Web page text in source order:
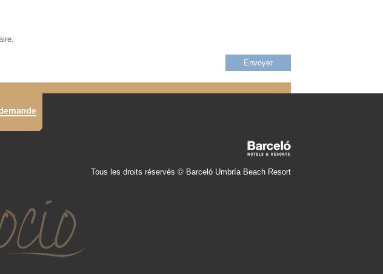
Tous les droits réservés © Barceló Umbría Beach Resort